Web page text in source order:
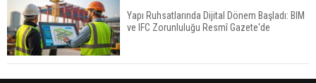
Tercih Döneminde Barınma Telaşı Başladı
Yapı Ruhsatlarında Dijital Dönem Başladı: BIM
ve IFC Zorunluluğu Resmî Gazete'de